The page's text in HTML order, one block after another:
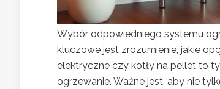
Wybór odpowiedniego systemu
kluczowe jest zrozumienie, jakie
elektryczne czy kotły na pellet to
ogrzewanie. Ważne jest, aby nie